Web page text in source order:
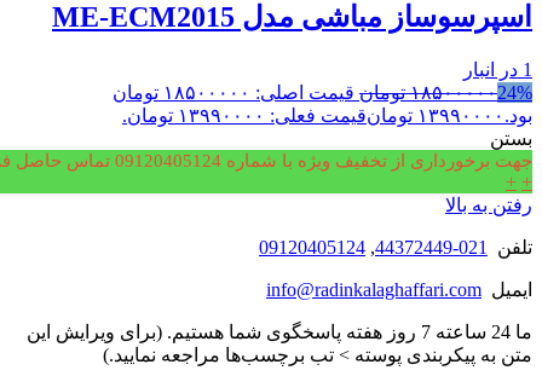
اسپرسوساز مباشی مدل ME-ECM2015
1 در انبار
24%۱۸۵۰۰۰۰۰ تومان
قیمت اصلی: ۱۸۵۰۰۰۰۰ تومان
بود. ۱۳۹۹۰۰۰۰ تومانقیمت فعلی: ۱۳۹۹۰۰۰۰ تومان.
بستن
جهت برخورداری از تخفیف ویژه با شماره 09120405124 تماس حاصل فرمایید.
+
+
رفتن به بالا
تلفن 021-44372449
,
09120405124
ایمیل info@radinkalaghaffari.com
ما 24 ساعته 7 روز هفته پاسخگوی شما هستیم. (برای ویرایش این
متن به پیکربندی پوسته > تب برچسب‌ها مراجعه نمایید.)